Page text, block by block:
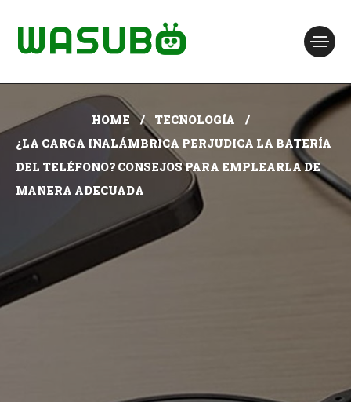
HOME
TECNOLOGÍA
¿LA CARGA INALÁMBRICA PERJUDICA LA BATERÍA
DEL TELÉFONO? CONSEJOS PARA EMPLEARLA DE
MANERA ADECUADA